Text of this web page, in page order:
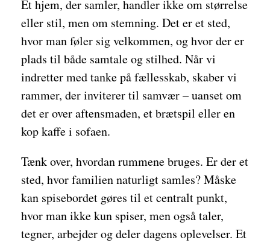
Et hjem, der samler, handler ikke om størrelse
eller stil, men om stemning. Det er et sted,
hvor man føler sig velkommen, og hvor der er
plads til både samtale og stilhed. Når vi
indretter med tanke på fællesskab, skaber vi
rammer, der inviterer til samvær – uanset om
det er over aftensmaden, et brætspil eller en
kop kaffe i sofaen.
Tænk over, hvordan rummene bruges. Er der et
sted, hvor familien naturligt samles? Måske
kan spisebordet gøres til et centralt punkt,
hvor man ikke kun spiser, men også taler,
tegner, arbejder og deler dagens oplevelser. Et